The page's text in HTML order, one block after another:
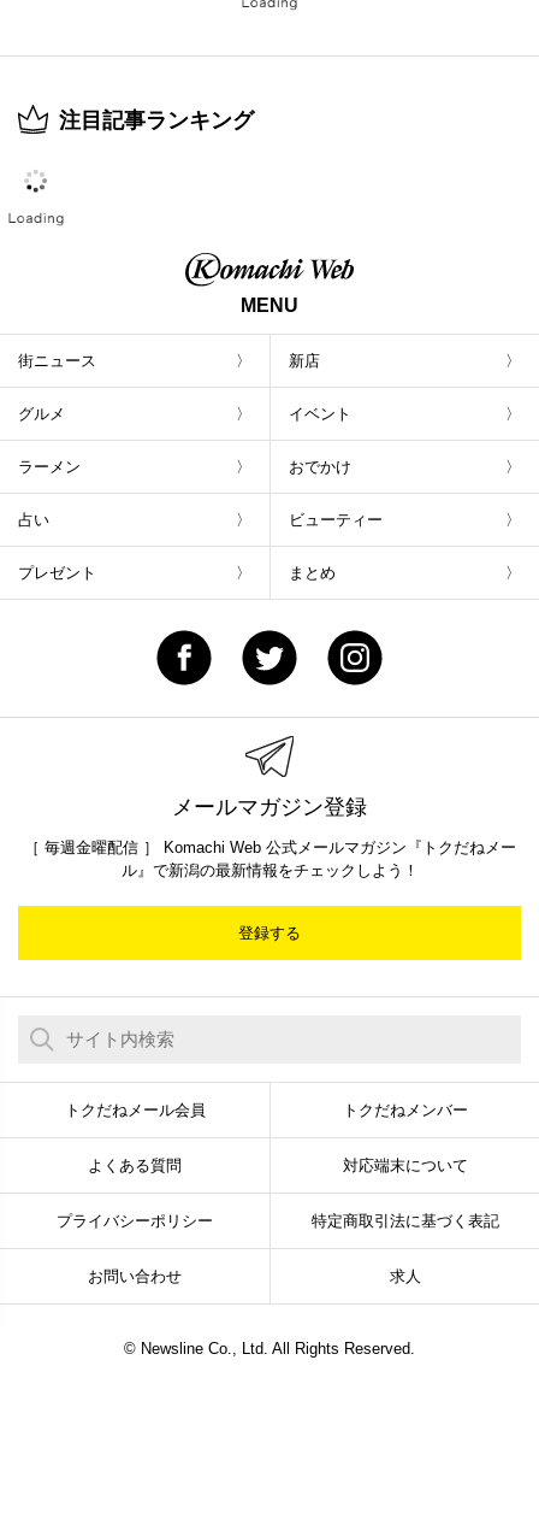
注目記事ランキング
MENU
街ニュース 新店
グルメ イベント
ラーメン おでかけ
占い ビューティー
プレゼント まとめ
メールマガジン登録
［ 毎週金曜配信 ］ Komachi Web 公式メールマガジン『トクだねメー
ル』で新潟の最新情報をチェックしよう！
登録する
トクだねメール会員 トクだねメンバー
よくある質問 対応端末について
プライバシーポリシー 特定商取引法に基づく表記
お問い合わせ 求人
© Newsline Co., Ltd. All Rights Reserved.